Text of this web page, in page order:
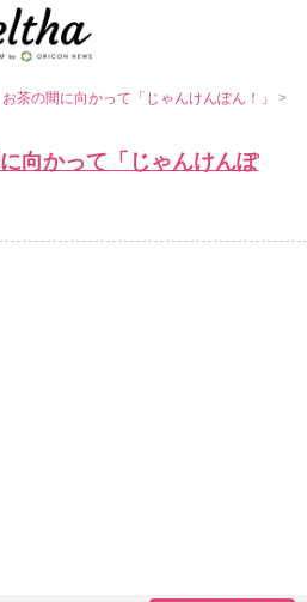
茶の間に向かって「じゃんけんぽん！」>
向かって「じゃんけんぽ